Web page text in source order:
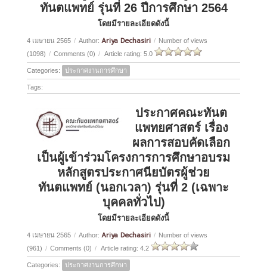
ทันตแพทย์ รุ่นที่ 26 ปีการศึกษา 2564
โดยมีรายละเอียดดังนี้
4 เมษายน 2565 / Author: Ariya Dechasiri / Number of views
(1098) / Comments (0) / Article rating: 5.0
Categories: ประกาศงานการศึกษา
Tags:
ประกาศคณะทันต
แพทยศาสตร์ เรื่อง
ผลการสอบคัดเลือก
เป็นผู้เข้าร่วมโครงการการศึกษาอบรม
หลักสูตรประกาศนียบัตรผู้ช่วย
ทันตแพทย์ (นอกเวลา) รุ่นที่ 2 (เฉพาะ
บุคคลทั่วไป)
โดยมีรายละเอียดดังนี้
4 เมษายน 2565 / Author: Ariya Dechasiri / Number of views
(961) / Comments (0) / Article rating: 4.2
Categories: ประกาศงานการศึกษา